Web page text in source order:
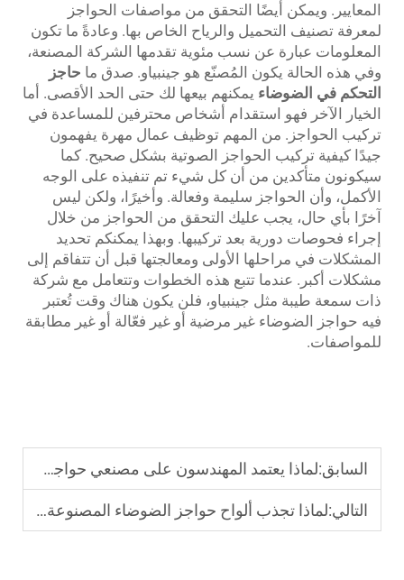
المعايير. ويمكن أيضًا التحقق من مواصفات الحواجز
لمعرفة تصنيف التحميل والرياح الخاص بها. وعادةً ما تكون
المعلومات عبارة عن نسب مئوية تقدمها الشركة المصنعة،
وفي هذه الحالة يكون المُصنّع هو جينبياو. صدق ماحاجز
التحكم في الضوضاءيمكنهم بيعها لك حتى الحد الأقصى. أما
الخيار الآخر فهو استقدام أشخاص محترفين للمساعدة في
تركيب الحواجز. من المهم توظيف عمال مهرة يفهمون
جيدًا كيفية تركيب الحواجز الصوتية بشكل صحيح. كما
سيكونون متأكدين من أن كل شيء تم تنفيذه على الوجه
الأكمل، وأن الحواجز سليمة وفعالة. وأخيرًا، ولكن ليس
آخرًا بأي حال، يجب عليك التحقق من الحواجز من خلال
إجراء فحوصات دورية بعد تركيبها. وبهذا يمكنكم تحديد
المشكلات في مراحلها الأولى ومعالجتها قبل أن تتفاقم إلى
مشكلات أكبر. عندما تتبع هذه الخطوات وتتعامل مع شركة
ذات سمعة طيبة مثل جينبياو، فلن يكون هناك وقت تُعتبر
فيه حواجز الضوضاء غير مرضية أو غير فعّالة أو غير مطابقة
للمواصفات.
السابق:لماذا يعتمد المهندسون على مصنعي حواجز الضوضاء للجسور باستخدام بيانات CFD
التالي:لماذا تجذب ألواح حواجز الضوضاء المصنوعة من ميثيل ميثاكريلات (PMMA) المهندسين المعماريين الحضريين